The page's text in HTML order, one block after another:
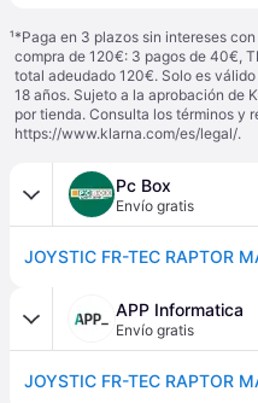
¹*Paga en 3 plazos sin intereses
compra de 120€: 3 pagos de 40€,
total adeudado 120€. Solo es
18 años. Sujeto a la aprobación de
por tienda. Consulta los términos y
https://www.klarna.com/es/legal/.
Pc Box
Envío gratis
APP Informatica
Envío gratis